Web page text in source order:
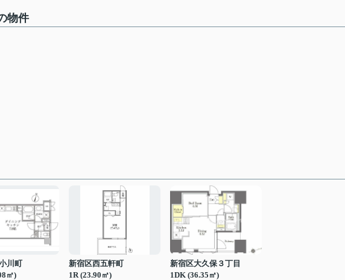
物件
川町
㎡)
新宿区西五軒町
1R (23.90㎡)
新宿区大久保３丁目
1DK (36.35㎡)